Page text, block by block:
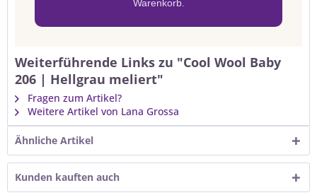
Warenkorb.
Weiterführende Links zu "Cool Wool Baby
206 | Hellgrau meliert"
Fragen zum Artikel?
Weitere Artikel von Lana Grossa
Ähnliche Artikel
Kunden kauften auch